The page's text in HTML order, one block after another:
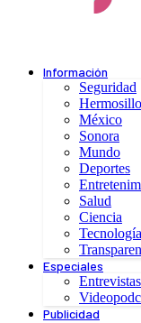
Información
Seguridad
Hermosillo
México
Sonora
Mundo
Deportes
Salud
Ciencia
Tecnología
Especiales
Publicidad